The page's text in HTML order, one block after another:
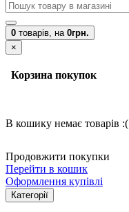
0 товарів, на 0грн.
×
Корзина покупок
В кошику немає товарів :(
Продовжити покупки
Перейти в кошик
Оформлення купівлі
Категорії